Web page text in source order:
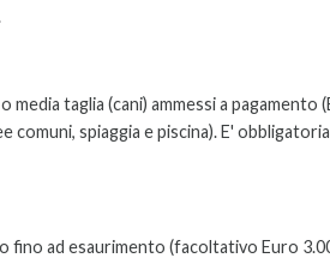
media taglia (cani) ammessi a
comuni, spiaggia e piscina).E'
fino ad esaurimento (facoltativo Euro